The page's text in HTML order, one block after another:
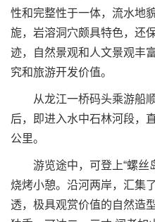
性和完整性于一体，流水地
旎，岩溶洞穴颇具特色，还
迹，自然景观和人文景观丰
究和旅游开发价值。
从龙江一桥码头乘游船顺
后，即进入水中石林河段，
公里。
游览途中，可登上“螺丝
烧烤小憩。沿河两岸，汇集
透，极具观赏价值的自然造